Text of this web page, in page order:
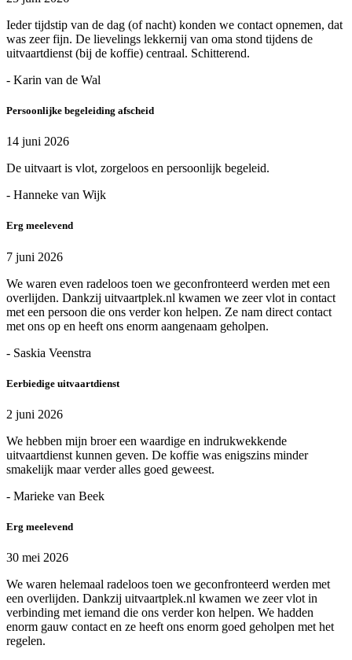
Ieder tijdstip van de dag (of nacht) konden we contact opnemen, dat
was zeer fijn. De lievelings lekkernij van oma stond tijdens de
uitvaartdienst (bij de koffie) centraal. Schitterend.
- Karin van de Wal
Persoonlijke begeleiding afscheid
14 juni 2026
De uitvaart is vlot, zorgeloos en persoonlijk begeleid.
- Hanneke van Wijk
Erg meelevend
7 juni 2026
We waren even radeloos toen we geconfronteerd werden met een
overlijden. Dankzij uitvaartplek.nl kwamen we zeer vlot in contact
met een persoon die ons verder kon helpen. Ze nam direct contact
met ons op en heeft ons enorm aangenaam geholpen.
- Saskia Veenstra
Eerbiedige uitvaartdienst
2 juni 2026
We hebben mijn broer een waardige en indrukwekkende
uitvaartdienst kunnen geven. De koffie was enigszins minder
smakelijk maar verder alles goed geweest.
- Marieke van Beek
Erg meelevend
30 mei 2026
We waren helemaal radeloos toen we geconfronteerd werden met
een overlijden. Dankzij uitvaartplek.nl kwamen we zeer vlot in
verbinding met iemand die ons verder kon helpen. We hadden
enorm gauw contact en ze heeft ons enorm goed geholpen met het
regelen.